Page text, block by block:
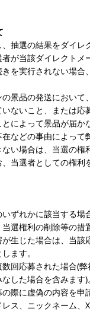
抽選の結果をダイレ
が当該ダイレクトメ
を実行されない場合
景品の発送において
ないこと、または応
によって景品が届か
などの事由によって
い場合は、当選の権
、当選者としての権
ずれかに該当する場
選権利の削除等の措
生じた場合は、当該
ます。
数回応募された場合(
した場合を含みます)。
際に虚偽の内容を申
レス、ニックネーム、